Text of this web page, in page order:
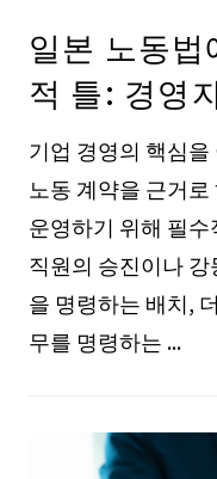
일본 노동
적 틀: 경영
기업 경영의 핵심
노동 계약을 근거
운영하기 위해 필
직원의 승진이나
을 명령하는 배치,
무를 명령하는 ...